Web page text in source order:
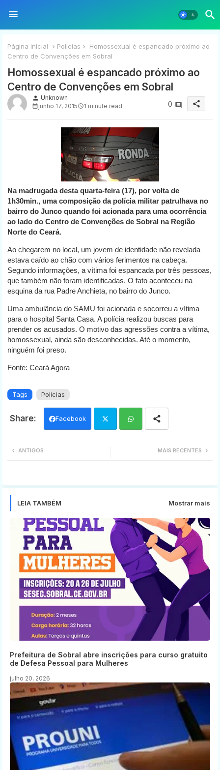
Página inicial Policias
Homossexual é espancado próximo ao
Centro de Convenções em Sobral
Homossexual é espancado próximo ao
Centro de Convenções em Sobral
person Unknown
junho 17, 2015
1 minute read 0 share
Na madrugada desta quarta-feira (17), por volta de
1h30min., uma composição da polícia militar patrulhava no
bairro do Junco quando foi acionada para uma ocorrência
ao lado do Centro de Convenções de Sobral na Região
Norte do Ceará.
Ao chegarem no local, um jovem de identidade não revelada
estava caído ao chão com vários ferimentos na cabeça.
Segundo informações, a vítima foi espancada por três pessoas,
que também não foram identificadas. O fato aconteceu na
esquina da rua Padre Anchieta, no bairro do Junco.
Uma ambulância do SAMU foi acionada e socorreu a vítima
para o hospital Santa Casa. A polícia realizou buscas para
prender os acusados. O motivo das agressões contra a vítima,
homossexual, ainda são desconhecidas. Até o momento,
ninguém foi preso.
Fonte: Ceará Agora
Tags Policias
Facebook
MAIS RECENTES
ANTIGOS
LEIA TAMBÉM Mostrar mais
Prefeitura de Sobral abre inscrições para curso gratuito
de Defesa Pessoal para Mulheres
julho 20, 2026